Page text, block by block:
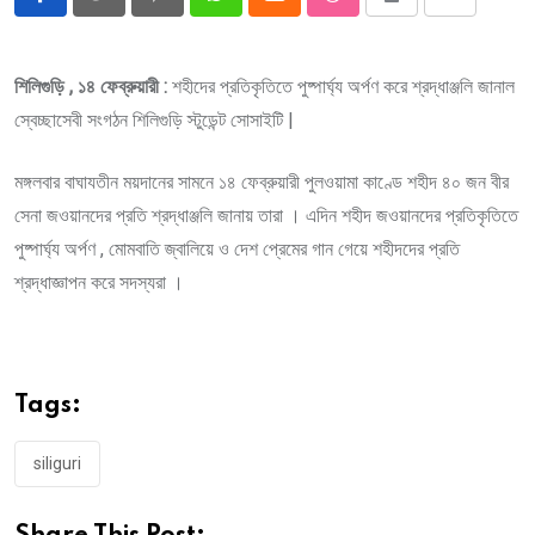
PinterestWhatsappCloud StumbleUpon
Print
Email
শিলিগুড়ি , ১৪ ফেব্রুয়ারী : শহীদের প্রতিকৃতিতে পুষ্পার্ঘ্য অর্পণ করে শ্রদ্ধাঞ্জলি জানাল
স্বেচ্ছাসেবী সংগঠন শিলিগুড়ি স্টুডেন্ট সোসাইটি |
মঙ্গলবার বাঘাযতীন ময়দানের সামনে ১৪ ফেব্রুয়ারী পুলওয়ামা কাণ্ডে শহীদ ৪০ জন বীর
সেনা জওয়ানদের প্রতি শ্রদ্ধাঞ্জলি জানায় তারা । এদিন শহীদ জওয়ানদের প্রতিকৃতিতে
পুষ্পার্ঘ্য অর্পণ , মোমবাতি জ্বালিয়ে ও দেশ প্রেমের গান গেয়ে শহীদদের প্রতি
শ্রদ্ধাজ্ঞাপন করে সদস্যরা ।
Tags:
siliguri